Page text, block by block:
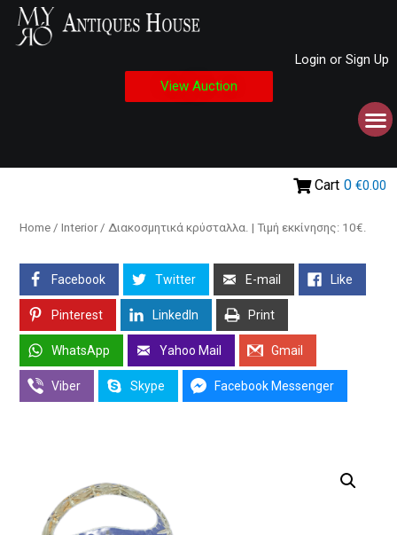
Login or Sign Up
View Auction
Cart 0 €0.00
Home / Interior/ Διακοσμητικά κρύσταλλα. | Τιμή εκκίνησης: 10€.
Facebook Twitter E-mail Like
Pinterest LinkedIn Print
WhatsApp Yahoo Mail Gmail
Viber Skype Facebook Messenger